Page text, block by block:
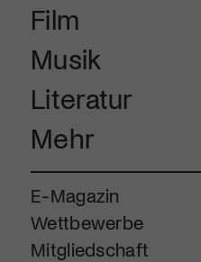
Film
Musik
Literatur
Mehr
E-Magazin
Wettbewerbe
Mitgliedschaft